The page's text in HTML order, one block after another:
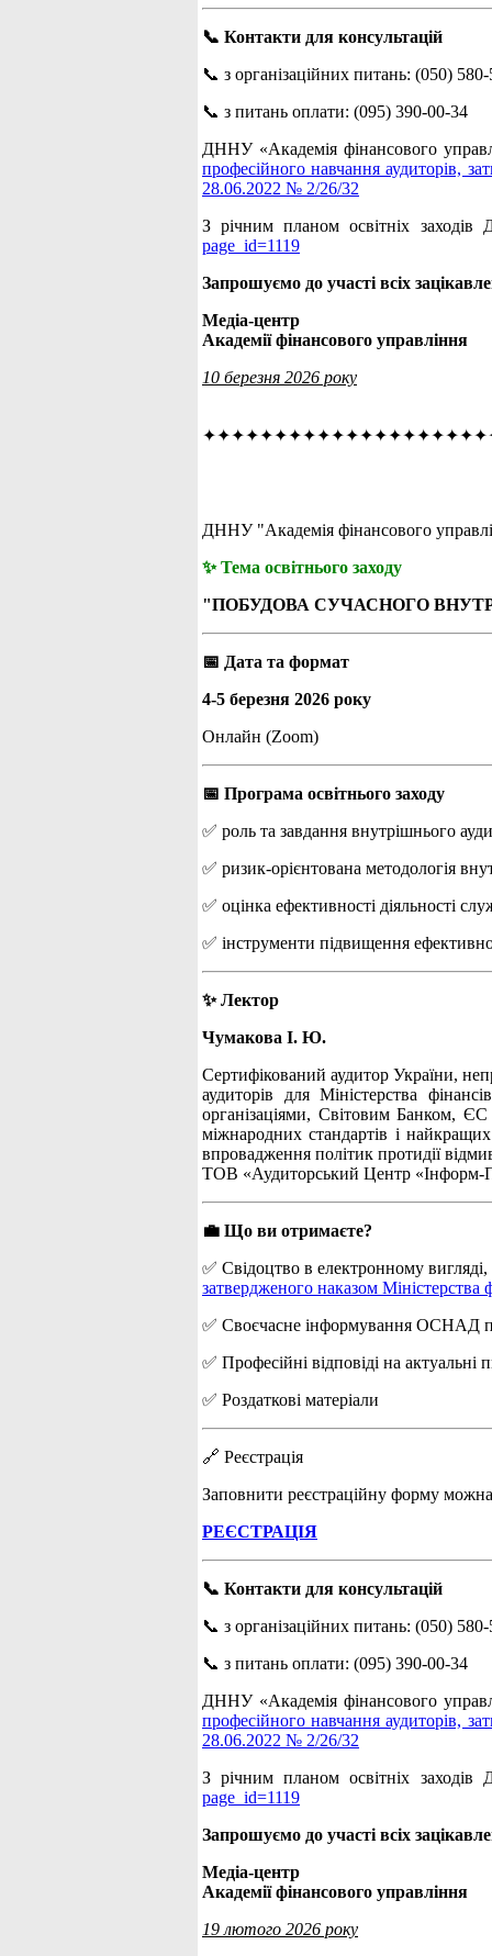
📞 Контакти для консультацій
📞 з організаційних питань: (050)
📞 з питань оплати: (095) 390-00-34
ДННУ «Академія фінансового
професійного навчання аудиторів,
28.06.2022 № 2/26/32
З річним планом освітніх
page_id=1119
Запрошуємо до участі всіх
Медіа-центр
Академії фінансового управління
10 березня 2026 року
ДННУ "Академія фінансового
✨ Тема освітнього заходу
"ПОБУДОВА СУЧАСНОГО
📅 Дата та формат
4-5 березня 2026 року
Онлайн (Zoom)
📅 Програма освітнього заходу
✅ роль та завдання внутрішнього
✅ ризик-орієнтована методологія
✅ оцінка ефективності діяльності
✅ інструменти підвищення
✨ Лектор
Чумакова І. Ю.
Сертифікований аудитор України,
аудиторів для Міністерства
організаціями, Світовим Банком, ЄС
міжнародних стандартів і
впровадження політик протидії
ТОВ «Аудиторський Центр «Інформ-
💼 Що ви отримаєте?
✅ Свідоцтво в електронному вигляді,
затвердженого наказом
✅ Своєчасне інформування ОСНАД
✅ Професійні відповіді на актуальні
✅ Роздаткові матеріали
🔗 Реєстрація
Заповнити реєстраційну форму
РЕЄСТРАЦІЯ
📞 Контакти для консультацій
📞 з організаційних питань: (050)
📞 з питань оплати: (095) 390-00-34
ДННУ «Академія фінансового
професійного навчання аудиторів,
28.06.2022 № 2/26/32
З річним планом освітніх
page_id=1119
Запрошуємо до участі всіх
Медіа-центр
Академії фінансового управління
19 лютого 2026 року